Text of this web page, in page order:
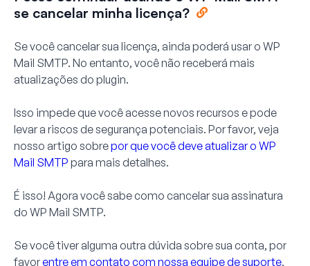
se cancelar minha licença?
Se você cancelar sua licença, ainda poderá usar o WP
Mail SMTP. No entanto, você não receberá mais
atualizações do plugin.
Isso impede que você acesse novos recursos e pode
levar a riscos de segurança potenciais. Por favor, veja
nosso artigo sobrepor que você deve atualizar o WP
Mail SMTP para mais detalhes.
É isso! Agora você sabe como cancelar sua assinatura
do WP Mail SMTP.
Se você tiver alguma outra dúvida sobre sua conta, por
favorentre em contato com nossa equipe de suporte,